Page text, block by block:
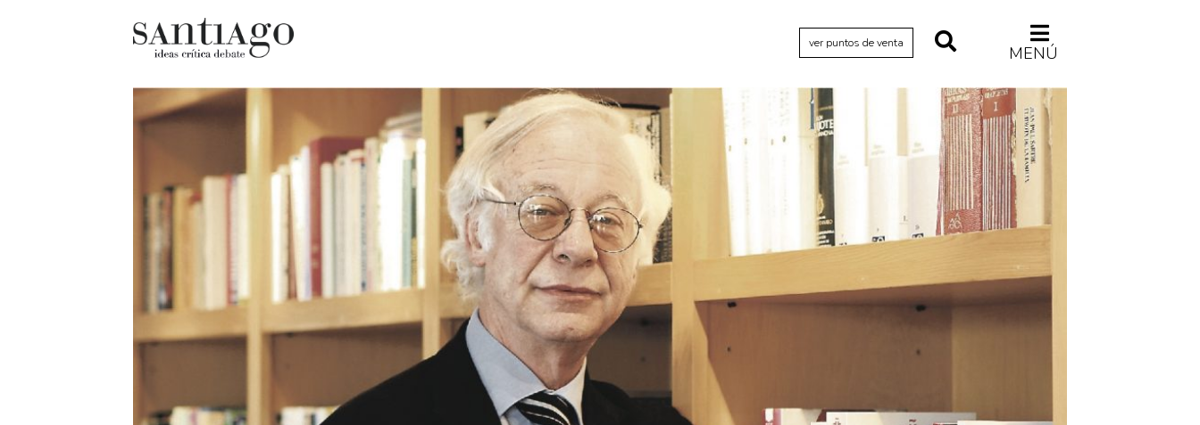
ver puntos de venta MENÚ
Archivo Cenfoto-UDP
Arquetipos de situación
Artes visuales
Ciencia
Cine y televisión
Ciudad
Cultura
Diccionario portátil de la literatura
Fragmentos
Gran reserva
Historia material de los libros
Lagunas mentales
Libros
Libros usados
Literatura
Medioambiente
Narrativas visuales
Pensamiento
Pensamiento ilustrado
Personaje
Personajes secundarios
Política
Sociedad